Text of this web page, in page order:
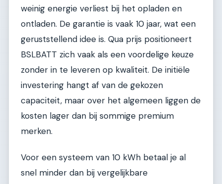
weinig energie verliest bij het opladen en
ontladen. De garantie is vaak 10 jaar, wat een
geruststellend idee is. Qua prijs positioneert
BSLBATT zich vaak als een voordelige keuze
zonder in te leveren op kwaliteit. De initiële
investering hangt af van de gekozen
capaciteit, maar over het algemeen liggen de
kosten lager dan bij sommige premium
merken.
Voor een systeem van 10 kWh betaal je al
snel minder dan bij vergelijkbare